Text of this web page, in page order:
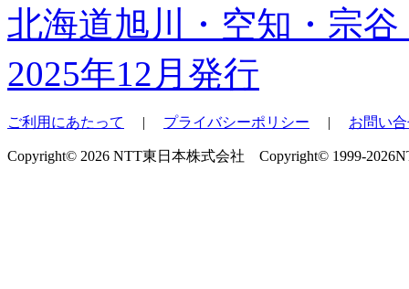
北海道旭川・空知・宗
2025年12月発行
ご利用にあたって | プライバシーポリシー | お問い
Copyright© 2026 NTT東日本株式会社 Copyright© 1999-